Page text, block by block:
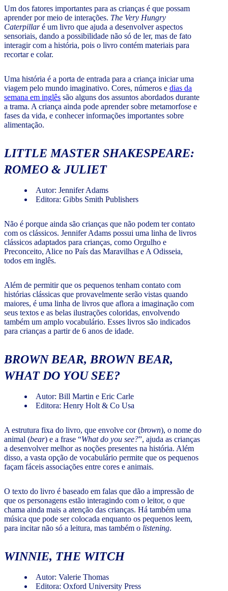
Um dos fatores importantes para as crianças é que possam
aprender por meio de interações. The Very Hungry
Caterpillaré um livro que ajuda a desenvolver aspectos
sensoriais, dando a possibilidade não só de ler, mas de fato
interagir com a história, pois o livro contém materiais para
recortar e colar.
Uma história é a porta de entrada para a criança iniciar uma
viagem pelo mundo imaginativo. Cores, números e dias da
semana em inglês são alguns dos assuntos abordados durante
a trama. A criança ainda pode aprender sobre metamorfose e
fases da vida, e conhecer informações importantes sobre
alimentação.
LITTLE MASTER SHAKESPEARE:
ROMEO & JULIET
Autor: Jennifer Adams
Editora: Gibbs Smith Publishers
Não é porque ainda são crianças que não podem ter contato
com os clássicos. Jennifer Adams possui uma linha de livros
clássicos adaptados para crianças, como Orgulho e
Preconceito, Alice no País das Maravilhas e A Odisseia,
todos em inglês.
Além de permitir que os pequenos tenham contato com
histórias clássicas que provavelmente serão vistas quando
maiores, é uma linha de livros que aflora a imaginação com
seus textos e as belas ilustrações coloridas, envolvendo
também um amplo vocabulário. Esses livros são indicados
para crianças a partir de 6 anos de idade.
BROWN BEAR, BROWN BEAR,
WHAT DO YOU SEE?
Autor: Bill Martin e Eric Carle
Editora: Henry Holt & Co Usa
A estrutura fixa do livro, que envolve cor (brown), o nome do
animal (bear) e a frase “What do you see?”, ajuda as crianças
a desenvolver melhor as noções presentes na história. Além
disso, a vasta opção de vocabulário permite que os pequenos
façam fáceis associações entre cores e animais.
O texto do livro é baseado em falas que dão a impressão de
que os personagens estão interagindo com o leitor, o que
chama ainda mais a atenção das crianças. Há também uma
música que pode ser colocada enquanto os pequenos leem,
para incitar não só a leitura, mas também o listening.
WINNIE, THE WITCH
Autor: Valerie Thomas
Editora: Oxford University Press